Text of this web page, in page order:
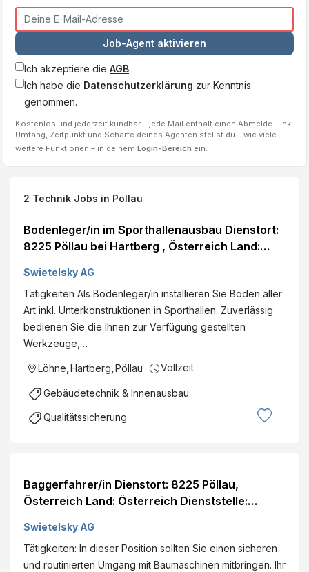
Job-Agent aktivieren
Ich akzeptiere die AGB.
Ich habe die Datenschutzerklärung zur Kenntnis
genommen.
Kostenlos und jederzeit kündbar – jede Mail enthält einen Abmelde-Link.
Umfang, Zeitpunkt und Schärfe deines Agenten stellst du – wie viele
weitere Funktionen – in deinem Login-Bereich ein.
2 Technik Jobs in Pöllau
Bodenleger/in im Sporthallenausbau Dienstort:
8225 Pöllau bei Hartberg , Österreich Land:
Sportbau Eintritt per: ab sofort Details
Swietelsky AG
Tätigkeiten Als Bodenleger/in installieren Sie Böden aller
Art inkl. Unterkonstruktionen in Sporthallen. Zuverlässig
bedienen Sie die Ihnen zur Verfügung gestellten
Werkzeuge,…
Löhne Hartberg Pöllau Vollzeit
Gebäudetechnik & Innenausbau
Qualitätssicherung
Baggerfahrer/in Dienstort: 8225 Pöllau,
Österreich Land: Österreich Dienststelle:
perDetails
Swietelsky AG
Tätigkeiten: In dieser Position sollten Sie einen sicheren
und routinierten Umgang mit Baumaschinen mitbringen. Ihr